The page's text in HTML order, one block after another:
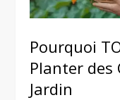
Pourquoi
Planter des
Jardin